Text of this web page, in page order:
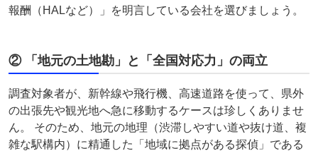
報酬（HALなど）」を明言している会社を選びましょう。
② 「地元の土地勘」と「全国対応力」の両立
調査対象者が、新幹線や飛行機、高速道路を使って、県外
の出張先や観光地へ急に移動するケースは珍しくありませ
ん。 そのため、地元の地理（渋滞しやすい道や抜け道、複
雑な駅構内）に精通した「地域に拠点がある探偵」である